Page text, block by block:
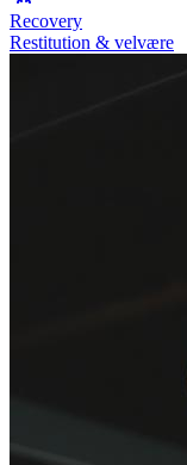
Recovery
Restitution & velvære